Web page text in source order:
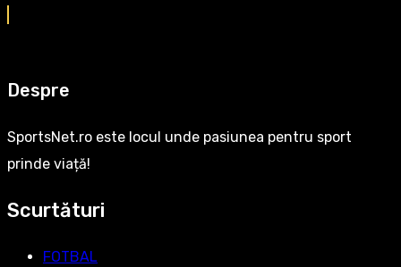
Despre
SportsNet.ro este locul unde pasiunea pentru sport
prinde viață!
Scurtături
FOTBAL